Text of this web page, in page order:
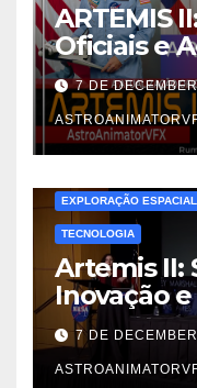
ARTEMIS
Oficiais e
7 DE
EXPLORAÇÃO ESPACIAL
TECNOLOGIA
Artemis II:
Inovação
7 DE